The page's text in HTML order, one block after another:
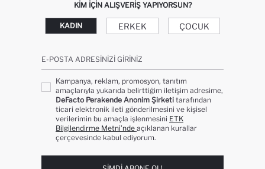
KIM IÇIN ALIŞVERIŞ YAPIYORSUN?
KADIN ERKEK ÇOCUK
E-POSTA ADRESINIZI GIRINIZ
Kampanya, reklam, promosyon, tanıtım
amaçlarıyla yukarıda belirttiğim iletişim adresime,
DeFacto Perakende Anonim Şirketi tarafından
ticari elektronik ileti gönderilmesini ve kişisel
verilerimin bu amaçla işlenmesini ETK
Bilgilendirme Metni’nde açıklanan kurallar
çerçevesinde kabul ediyorum.